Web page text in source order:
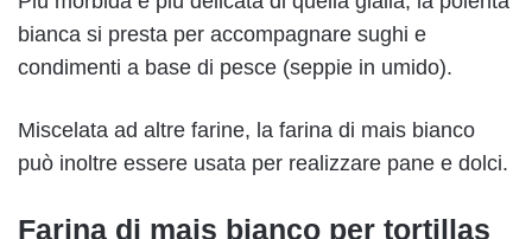
bianca si presta per accompagnare sughi e
condimenti a base di pesce (seppie in umido).
Miscelata ad altre farine, la farina di mais bianco
può inoltre essere usata per realizzare pane e dolci.
Farina di mais bianco per tortillas